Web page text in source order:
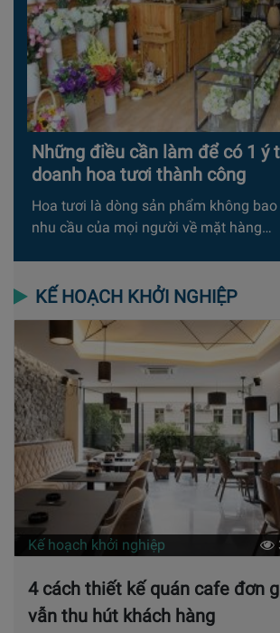
Những điều cần làm để có 1 ý
doanh hoa tươi thành công
Hoa tươi là dòng sản phẩm không
nhu cầu của mọi người về mặt hàng…
KẾ HOẠCH KHỞI NGHIỆP
Kế hoạch khởi nghiệp
4 cách thiết kế quán cafe đơn
vẫn thu hút khách hàng